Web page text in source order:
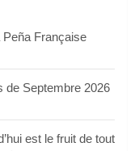
Française
de Septembre 2026
est le fruit de tout